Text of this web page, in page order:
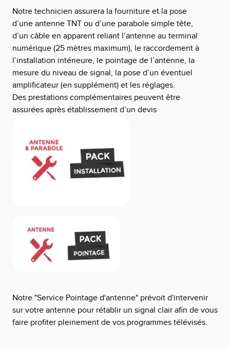
Notre technicien assurera la fourniture et la pose
d’une antenne TNT ou d’une parabole simple tête,
d’un câble en apparent reliant l’antenne au terminal
numérique (25 mètres maximum), le raccordement à
l’installation intérieure, le pointage de l’antenne, la
mesure du niveau de signal, la pose d’un éventuel
amplificateur (en supplément) et les réglages.
Des prestations complémentaires peuvent être
assurées après établissement d’un devis
Notre "Service Pointage d'antenne" prévoit d'intervenir
sur votre antenne pour rétablir un signal clair afin de vous
faire profiter pleinement de vos programmes télévisés.